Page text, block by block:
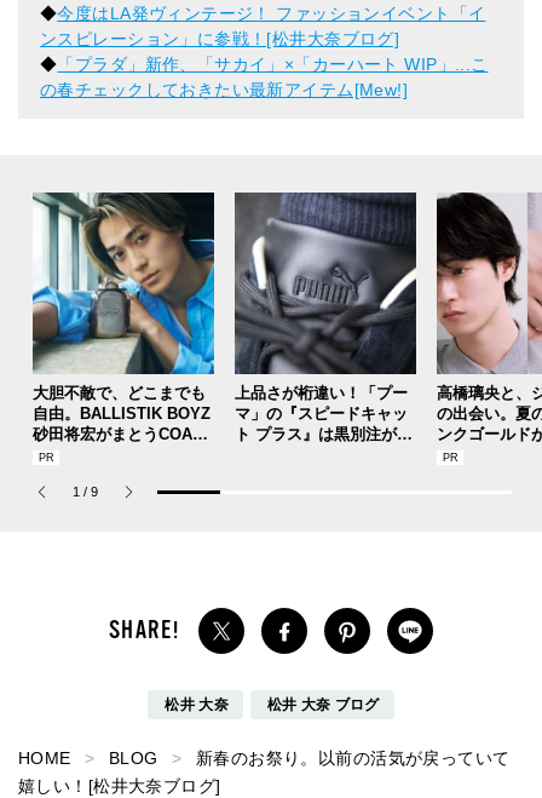
◆今度はLA発ヴィンテージ！ ファッションイベント「イ
ンスピレーション」に参戦！[松井大奈ブログ]
◆ 「プラダ」新作、「サカイ」×「カーハート WIP」...こ
の春チェックしておきたい最新アイテム[Mew!]
大胆不敵で、どこまでも
自由。BALLISTIK BOYZ
砂田将宏がまとうCOACH
の新作フレグランス「コ
パルファム」
上品さが桁違い！「プー
マ」の『スピードキャッ
ト プラス』は黒別注が狙
高橋璃央と、
の出会い。夏
ンクゴールド
SUMMER
1 / 9
松井 大奈 松井 大奈 ブログ
HOME BLOG
新春のお祭り。以前の活気が戻っていて
嬉しい！[松井大奈ブログ]